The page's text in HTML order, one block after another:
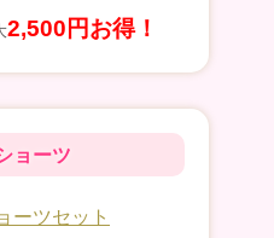
2,500円お得！
ョーツ